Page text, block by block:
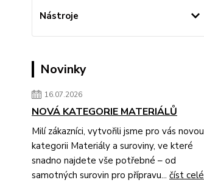
Nástroje
Novinky
16.07.2026
NOVÁ KATEGORIE MATERIÁLŮ
Milí zákazníci, vytvořili jsme pro vás novou
kategorii Materiály a suroviny, ve které
snadno najdete vše potřebné – od
samotných surovin pro přípravu... číst celé